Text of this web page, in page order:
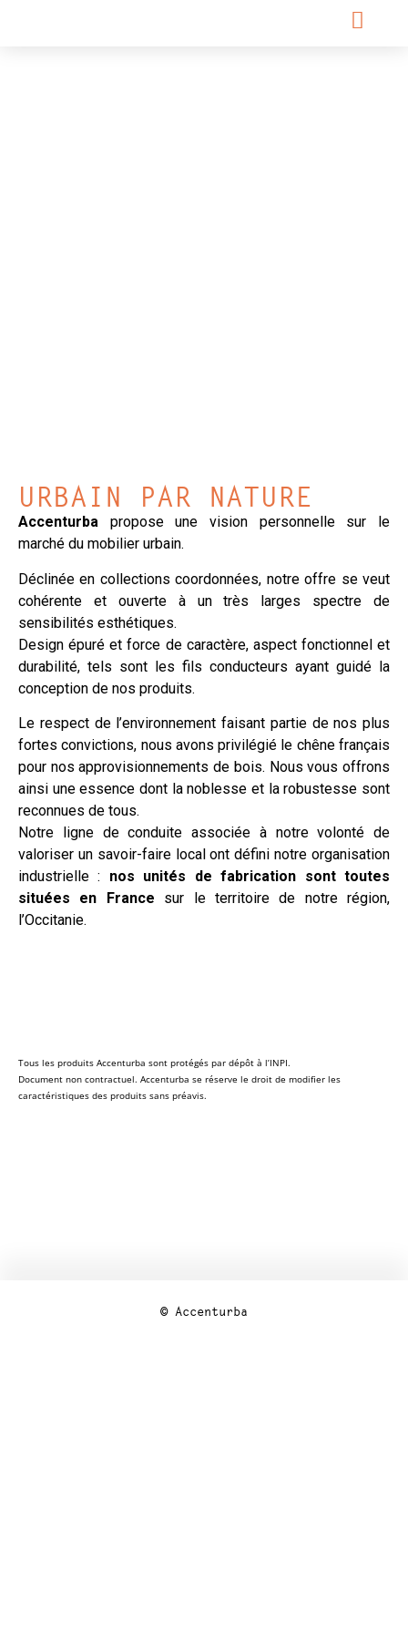
URBAIN PAR NATURE
Accenturba propose une vision personnelle sur le
marché du mobilier urbain.
Déclinée en collections coordonnées, notre offre se veut
cohérente et ouverte à un très larges spectre de
sensibilités esthétiques.
Design épuré et force de caractère, aspect fonctionnel et
durabilité, tels sont les fils conducteurs ayant guidé la
conception de nos produits.
Le respect de l’environnement faisant partie de nos plus
fortes convictions, nous avons privilégié le chêne français
pour nos approvisionnements de bois. Nous vous offrons
ainsi une essence dont la noblesse et la robustesse sont
reconnues de tous.
Notre ligne de conduite associée à notre volonté de
valoriser un savoir-faire local ont défini notre organisation
industrielle : nos unités de fabrication sont toutes
situées en France sur le territoire de notre région,
l’Occitanie.
Tous les produits Accenturba sont protégés par dépôt à l’INPI.
Document non contractuel. Accenturba se réserve le droit de modifier les
caractéristiques des produits sans préavis.
© Accenturba